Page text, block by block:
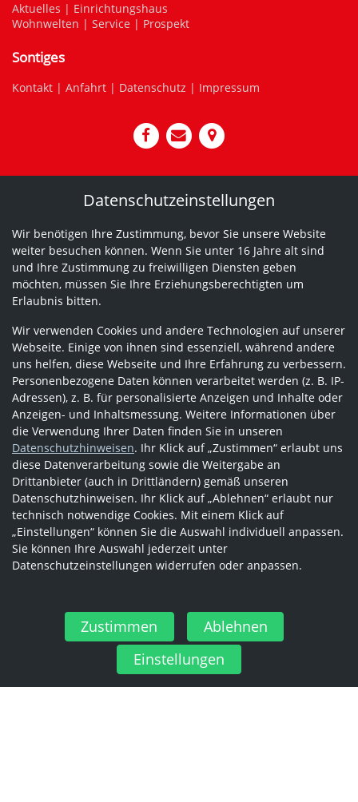
Aktuelles | Einrichtungshaus
Wohnwelten | Service | Prospekt
Sontiges
Kontakt | Anfahrt | Datenschutz | Impressum
Datenschutzeinstellungen
Wir benötigen Ihre Zustimmung, bevor Sie unsere Website
weiter besuchen können. Wenn Sie unter 16 Jahre alt sind
und Ihre Zustimmung zu freiwilligen Diensten geben
möchten, müssen Sie Ihre Erziehungsberechtigten um
Erlaubnis bitten.
Wir verwenden Cookies und andere Technologien auf unserer
Webseite. Einige von ihnen sind essenziell, während andere
uns helfen, diese Webseite und Ihre Erfahrung zu verbessern.
Personenbezogene Daten können verarbeitet werden (z. B. IP-
Adressen), z. B. für personalisierte Anzeigen und Inhalte oder
Anzeigen- und Inhaltsmessung. Weitere Informationen über
die Verwendung Ihrer Daten finden Sie in unseren
Datenschutzhinweisen. Ihr Klick auf „Zustimmen“ erlaubt uns
diese Datenverarbeitung sowie die Weitergabe an
Drittanbieter (auch in Drittländern) gemäß unseren
Datenschutzhinweisen. Ihr Klick auf „Ablehnen“ erlaubt nur
technisch notwendige Cookies. Mit einem Klick auf
„Einstellungen“ können Sie die Auswahl individuell anpassen.
Sie können Ihre Auswahl jederzeit unter
Datenschutzeinstellungen widerrufen oder anpassen.
Zustimmen
Ablehnen
Einstellungen